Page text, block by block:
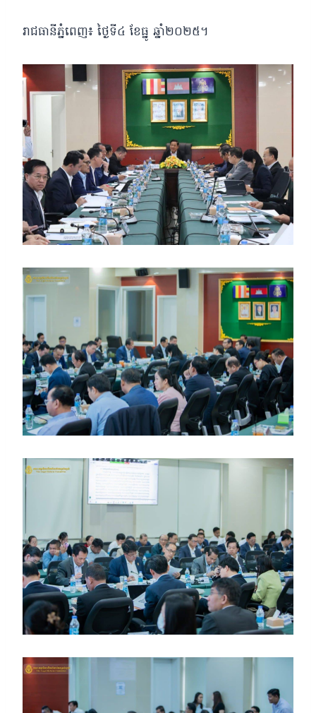
រាជធានីភ្នំពេញ៖ ថ្ងៃទី៤ ខែធ្នូ ឆ្នាំ២០២៥។